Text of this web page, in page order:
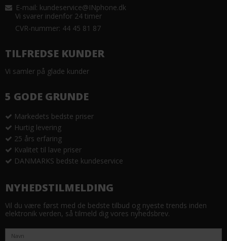
E-mail: kundeservice@INphone.dk
Vi svarer indenfor 24 timer
CVR-nummer: 44 45 81 87
TILFREDSE KUNDER
Vi samler på glade kunder
5 GODE GRUNDE
Markedets bedste priser
Hurtig levering
25 års erfaring
Kvalitet til lave priser
DANMARKS bedste kundeservice
NYHEDSTILMELDING
Vil du være først med de bedste tilbud og nyeste trends inden
elektronik verden, så tilmeld dig vores nyhedsbrev.